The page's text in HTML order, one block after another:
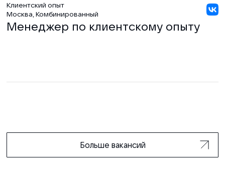
Менеджер по клиентскому опыту
Клиентский опыт
Москва,Комбинированный
Больше вакансий